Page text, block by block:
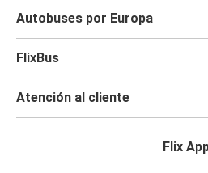
Autobuses por Europa
FlixBus
Atención al cliente
Flix